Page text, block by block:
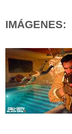
IMÁGENES: